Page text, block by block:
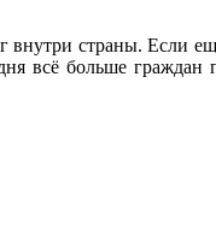
страны. Если
всё больше граждан